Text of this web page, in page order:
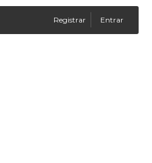
Registrar Entrar